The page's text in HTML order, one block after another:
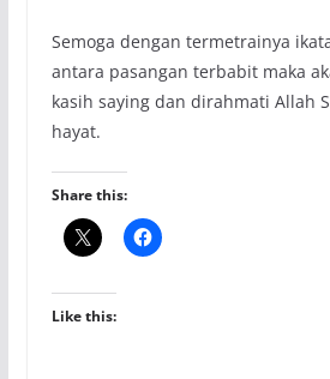
Semoga dengan termetrainya
antara pasangan terbabit maka
kasih saying dan dirahmati Allah
hayat.
Share this:
Like this: